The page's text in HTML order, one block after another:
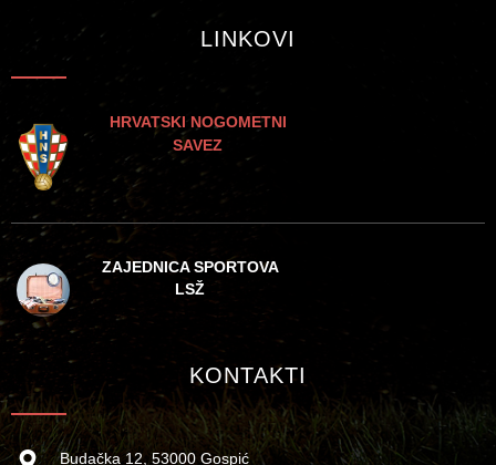
LINKOVI
HRVATSKI NOGOMETNI
SAVEZ
ZAJEDNICA SPORTOVA
LSŽ
KONTAKTI
Budačka 12, 53000 Gospić